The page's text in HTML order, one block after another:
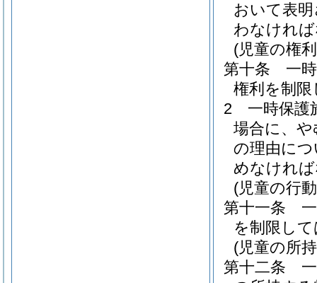
おいて表
わなけれ
(児童の権
第十条
一
権利を制
2
一時保護
場合に、
の理由に
めなけれ
(児童の行
第十一条
を制限し
(児童の所
第十二条